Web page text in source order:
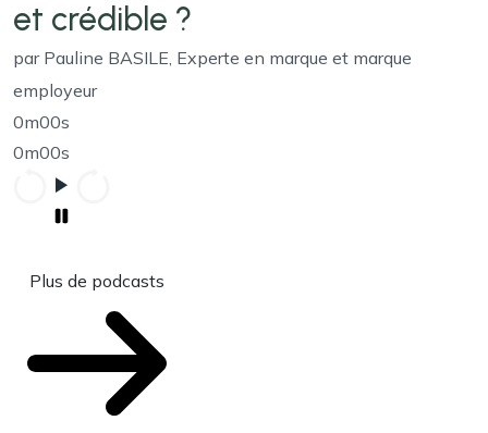
et crédible ?
par Pauline BASILE, Experte en marque et marque
employeur
0m00s
0m00s
Plus de podcasts